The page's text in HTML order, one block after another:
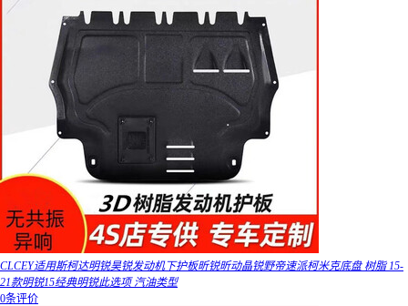
CLCEY适用斯柯达明锐昊锐发动机下护板昕锐昕动晶锐野帝速派柯米克底盘 树脂 15-
21款明锐15经典明锐此选项 汽油类型
0条评价